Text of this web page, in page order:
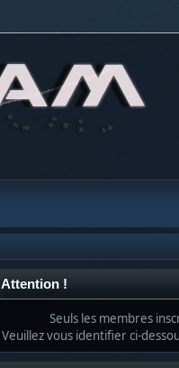
Attention !
Seuls les membres
Veuillez vous identifier ci-